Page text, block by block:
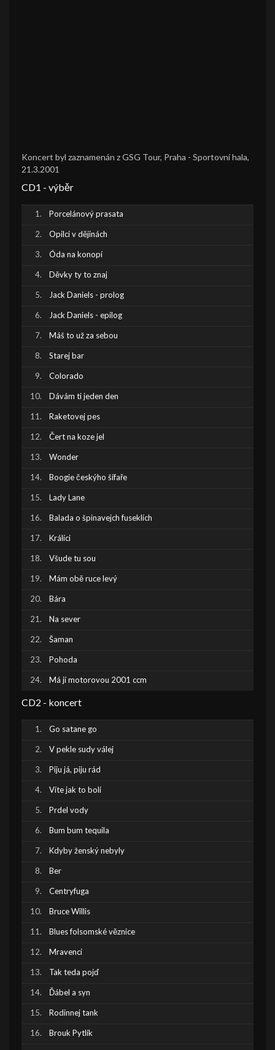
Koncert byl zaznamenán z GSG Tour, Praha - Sportovní hala,
21.3.2001
CD1 - výběr
Porcelánový prasata
Opilci v dějinách
Óda na konopí
Děvky ty to znaj
Jack Daniels - prolog
Jack Daniels - epilog
Máš to už za sebou
Starej bar
Colorado
Dávám ti jeden den
Raketovej pes
Čert na koze jel
Wonder
Boogie českýho šífaře
Lady Lane
Balada o špinavejch fuseklích
Králíci
Všude tu sou
Mám obě ruce levý
Bára
Na sever
Šaman
Pohoda
Má jí motorovou 2001 ccm
CD2 - koncert
Go satane go
V pekle sudy válej
Piju já, piju rád
Víte jak to bolí
Prdel vody
Bum bum tequila
Kdyby ženský nebyly
Ber
Centryfuga
Bruce Willis
Blues folsomské věznice
Mravenci
Tak teda pojď
Ďábel a syn
Rodinnej tank
Brouk Pytlík